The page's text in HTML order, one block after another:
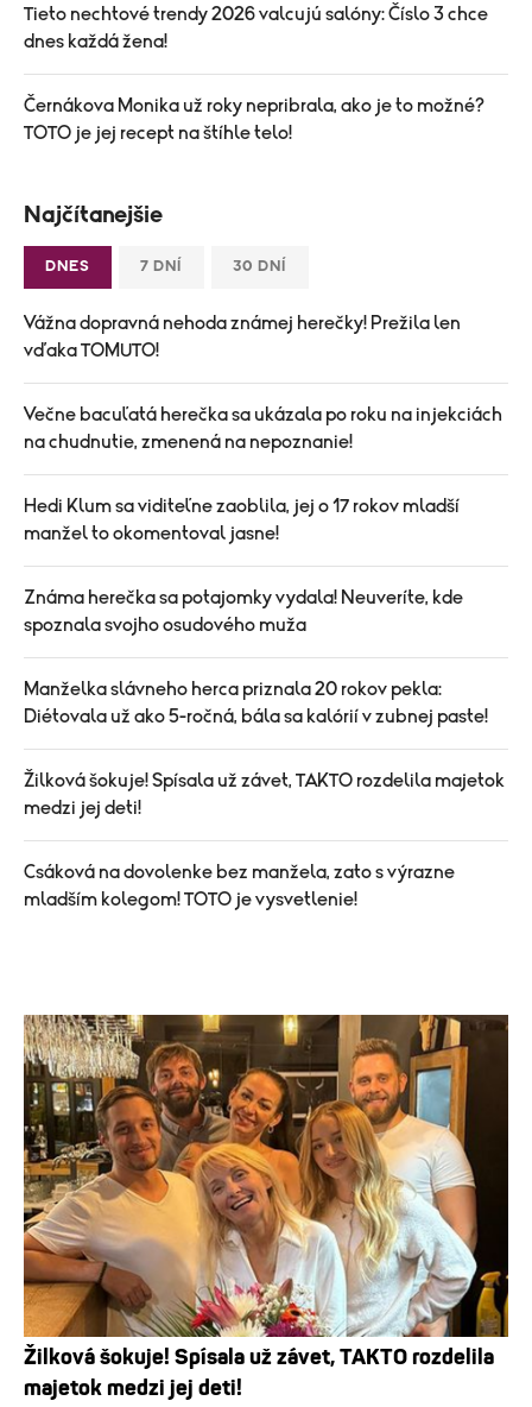
Tieto nechtové trendy 2026 valcujú salóny: Číslo 3 chce
dnes každá žena!
Černákova Monika už roky nepribrala, ako je to možné?
TOTO je jej recept na štíhle telo!
Najčítanejšie
DNES 7 DNÍ 30 DNÍ
Vážna dopravná nehoda známej herečky! Prežila len
vďaka TOMUTO!
Večne bacuľatá herečka sa ukázala po roku na injekciách
na chudnutie, zmenená na nepoznanie!
Hedi Klum sa viditeľne zaoblila, jej o 17 rokov mladší
manžel to okomentoval jasne!
Známa herečka sa potajomky vydala! Neuveríte, kde
spoznala svojho osudového muža
Manželka slávneho herca priznala 20 rokov pekla:
Diétovala už ako 5-ročná, bála sa kalórií v zubnej paste!
Žilková šokuje! Spísala už závet, TAKTO rozdelila majetok
medzi jej deti!
Csáková na dovolenke bez manžela, zato s výrazne
mladším kolegom! TOTO je vysvetlenie!
Žilková šokuje! Spísala už závet, TAKTO rozdelila
majetok medzi jej deti!